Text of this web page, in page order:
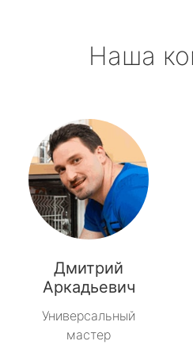
Наша
Дмитрий
Аркадьевич
Универсальный
мастер